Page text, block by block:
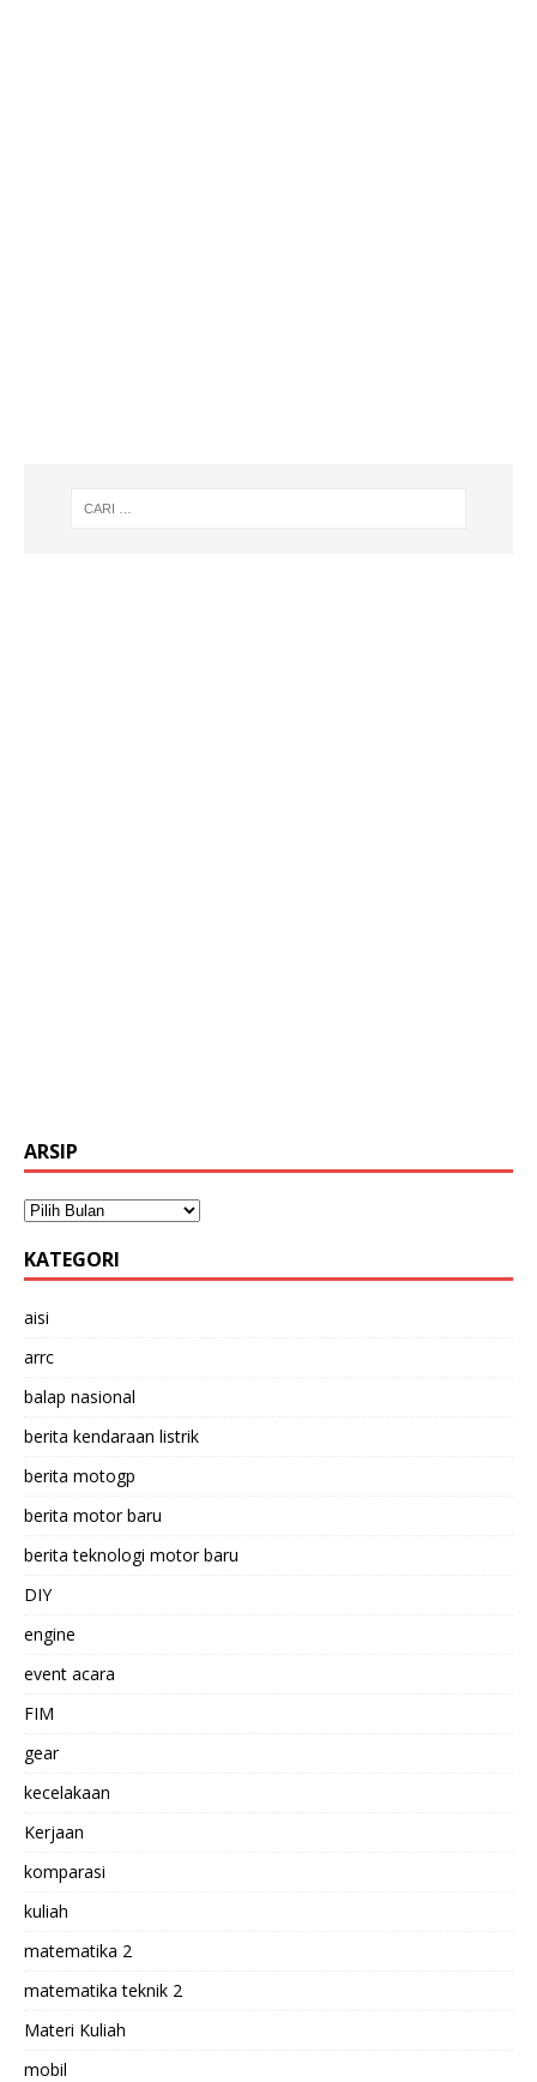
ARSIP
KATEGORI
aisi
arrc
balap nasional
berita kendaraan listrik
berita motogp
berita motor baru
berita teknologi motor baru
DIY
engine
event acara
FIM
gear
kecelakaan
Kerjaan
komparasi
kuliah
matematika 2
matematika teknik 2
Materi Kuliah
mobil